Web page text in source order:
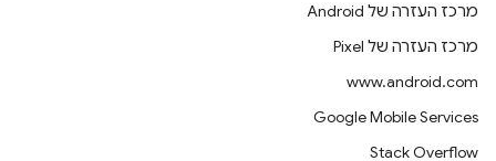
מרכז העזרה של Android
מרכז העזרה של Pixel
www.android.com
Google Mobile Services
Stack Overflow